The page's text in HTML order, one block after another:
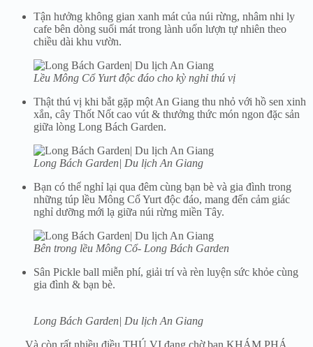
Tận hưởng không gian xanh mát của núi rừng, nhâm nhi ly
cafe bên dòng suối mát trong lành uốn lượn tự nhiên theo
chiều dài khu vườn.
Lều Mông Cổ Yurt độc đáo cho kỳ nghỉ thú vị
Thật thú vị khi bắt gặp một An Giang thu nhỏ với hồ sen xinh
xắn, cây Thốt Nốt cao vút & thưởng thức món ngon đặc sản
giữa lòng Long Bách Garden.
Long Bách Garden| Du lịch An Giang
Bạn có thể nghỉ lại qua đêm cùng bạn bè và gia đình trong
những túp lều Mông Cổ Yurt độc đáo, mang đến cảm giác
nghỉ dưỡng mới lạ giữa núi rừng miền Tây.
Bên trong lều Mông Cổ- Long Bách Garden
Sân Pickle ball miễn phí, giải trí và rèn luyện sức khỏe cùng
gia đình & bạn bè.
Long Bách Garden| Du lịch An Giang
….. Và còn rất nhiều điều THÚ VỊ đang chờ bạn KHÁM PHÁ